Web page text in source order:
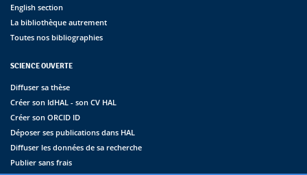
English section
La bibliothèque autrement
Toutes nos bibliographies
SCIENCE OUVERTE
Diffuser sa thèse
Créer son IdHAL - son CV HAL
Créer son ORCID ID
Déposer ses publications dans HAL
Diffuser les données de sa recherche
Publier sans frais